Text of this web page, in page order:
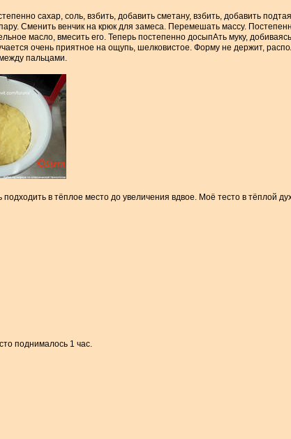
сахар, соль, взбить, добавить сметану, взбить, добавить
Сменить венчик на крюк для замеса. Перемешать массу.
масло, вмесить его. Теперь постепенно досыпАть муку,
очень приятное на ощупь, шелковистое. Форму не держит,
пальцами.
в тёплое место до увеличения вдвое. Моё тесто в тёплой
поднималось 1 час.